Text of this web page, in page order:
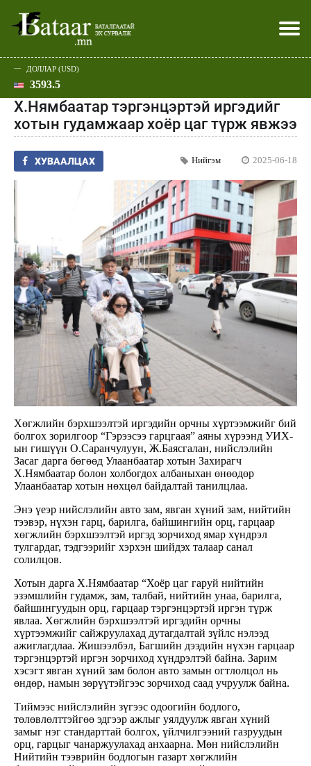
Эхлэл
Улс төр
Нийгэм
Эдийн засаг
Дэлхий
Спорт
Шар
Батаар юу хэлэв
Хэвлэл мэдээллээр
ДОЛЛАР (USD)
3593.5
Х.Нямбаатар тэргэнцэртэй иргэдийг
хотын гудамжаар хоёр цаг түрж явжээ
ХУВААЛЦАХ Нийгэм 2025-06-18
Хөгжлийн бэрхшээлтэй иргэдийн орчны хүртээмжийг бий
болгох зорилгоор “Гэрээсээ гарцгаая” аяны хүрээнд УИХ-
ын гишүүн О.Саранчулуун, Ж.Баясгалан, нийслэлийн
Засаг дарга бөгөөд Улаанбаатар хотын Захирагч
Х.Нямбаатар болон холбогдох албаныхан өнөөдөр
Улаанбаатар хотын нөхцөл байдалтай танилцлаа.
Энэ үеэр нийслэлийн авто зам, явган хүний зам, нийтийн
тээвэр, нүхэн гарц, барилга, байшингийн орц, гарцаар
хөгжлийн бэрхшээлтэй иргэд зорчиход ямар хүндрэл
тулгардаг, тэдгээрийг хэрхэн шийдэх талаар санал
солилцов.
Хотын дарга Х.Нямбаатар “Хоёр цаг гаруй нийтийн
эзэмшлийн гудамж, зам, талбай, нийтийн унаа, барилга,
байшингуудын орц, гарцаар тэргэнцэртэй иргэн түрж
явлаа. Хөгжлийн бэрхшээлтэй иргэдийн орчны
хүртээмжийг сайжруулахад дутагдалтай зүйлс нэлээд
ажиглагдлаа. Жишээлбэл, Багшийн дээдийн нүхэн гарцаар
тэргэнцэртэй иргэн зорчиход хүндрэлтэй байна. Зарим
хэсэгт явган хүний зам болон авто замын огтлолцол нь
өндөр, намын зөрүүтэйгээс зорчиход саад учруулж байна.
Тиймээс нийслэлийн зүгээс одоогийн бодлого,
төлөвлөлттэйгөө эдгээр ажлыг уялдуулж явган хүний
замыг нэг стандарттай болгох, үйлчилгээний газруудын
орц, гарцыг чанаржуулахад анхаарна. Мөн нийслэлийн
Нийтийн тээврийн бодлогын газарт хөгжлийн